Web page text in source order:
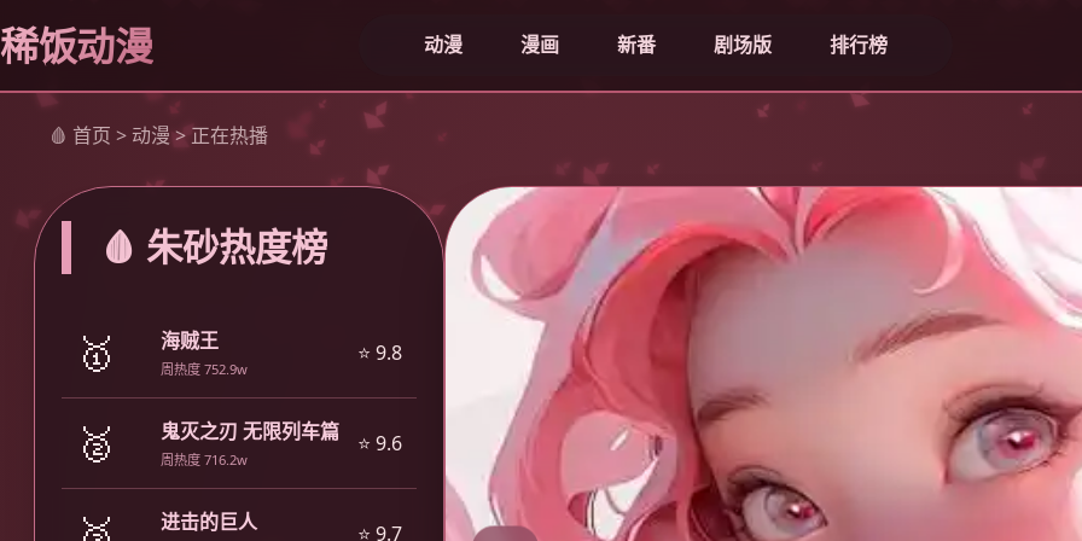
稀饭动漫 动漫 漫画 新番 剧场版 排行榜
🩸 首页 > 动漫 > 正在热播
🩸 朱砂热度榜
🥇 海贼王
周热度 752.9w
⭐ 9.8
🥈 鬼灭之刃 无限列车篇
周热度 716.2w
⭐ 9.6
进击的巨人 ⭐ 9.7